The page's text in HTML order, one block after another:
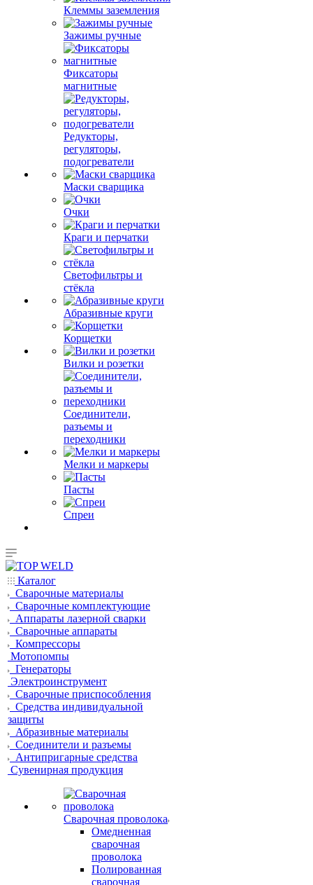
Клеммы заземления
Зажимы ручные
Фиксаторы
магнитные
Редукторы,
регуляторы,
подогреватели
Маски сварщика
Очки
Краги и перчатки
Светофильтры и
стёкла
Абразивные круги
Корщетки
Вилки и розетки
Соединители,
разъемы и
переходники
Мелки и маркеры
Пасты
Спреи
Каталог
Сварочные материалы
Сварочные комплектующие
Аппараты лазерной сварки
Сварочные аппараты
Компрессоры
Мотопомпы
Генераторы
Электроинструмент
Сварочные приспособления
Средства индивидуальной
защиты
Абразивные материалы
Соединители и разъемы
Антипригарные средства
Сувенирная продукция
Сварочная проволока
Омедненная
сварочная
проволока
Полированная
сварочная